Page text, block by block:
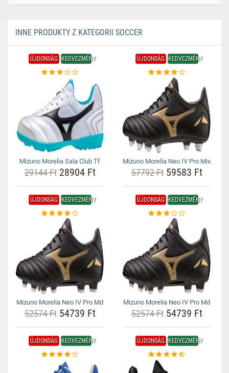
INNE PRODUKTY Z KATEGORII SOCCER
ÚJDONSÁG KEDVEZMÉNY
Mizuno Morelia Sala Club Tf
29144 Ft28904 Ft
ÚJDONSÁG KEDVEZMÉNY
Mizuno Morelia Neo IV Pro Mix
57792 Ft59583 Ft
ÚJDONSÁG KEDVEZMÉNY
Mizuno Morelia Neo IV Pro Md
52574 Ft54739 Ft
ÚJDONSÁG KEDVEZMÉNY
Mizuno Morelia Neo IV Pro Md
52574 Ft54739 Ft
ÚJDONSÁG KEDVEZMÉNY ÚJDONSÁG KEDVEZMÉNY